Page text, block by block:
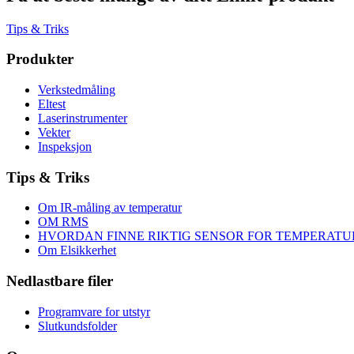
Tips & Triks
Produkter
Verkstedmåling
Eltest
Laserinstrumenter
Vekter
Inspeksjon
Tips & Triks
Om IR-måling av temperatur
OM RMS
HVORDAN FINNE RIKTIG SENSOR FOR
Om Elsikkerhet
Nedlastbare filer
Programvare for utstyr
Slutkundsfolder